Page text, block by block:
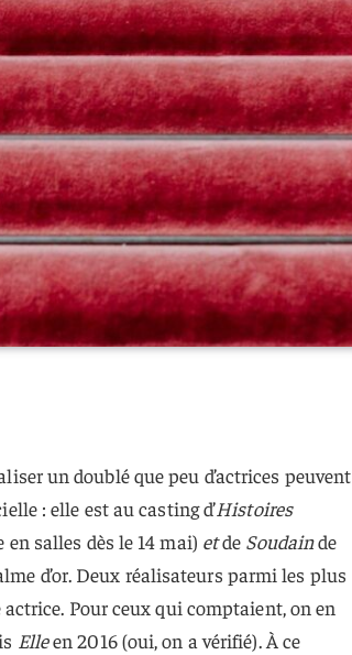
un doublé que peu d’actrices peuvent
: elle est au casting d’Histoires
salles dès le 14 mai) etde Soudainde
d’or. Deux réalisateurs parmi les plus
Pour ceux qui comptaient, on en
Elleen 2016 (oui, on a vérifié). À ce